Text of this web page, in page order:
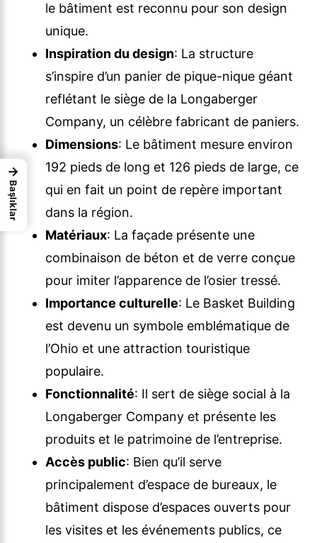
le bâtiment est reconnu pour son design
unique.
Inspiration du design: La structure
s’inspire d’un panier de pique-nique géant
reflétant le siège de la Longaberger
Company, un célèbre fabricant de paniers.
Dimensions: Le bâtiment mesure environ
192 pieds de long et 126 pieds de large, ce
qui en fait un point de repère important
dans la région.
Matériaux: La façade présente une
combinaison de béton et de verre conçue
pour imiter l’apparence de l’osier tressé.
Importance culturelle: Le Basket Building
est devenu un symbole emblématique de
l’Ohio et une attraction touristique
populaire.
Fonctionnalité: Il sert de siège social à la
Longaberger Company et présente les
produits et le patrimoine de l’entreprise.
Accès public: Bien qu’il serve
principalement d’espace de bureaux, le
bâtiment dispose d’espaces ouverts pour
les visites et les événements publics, ce
→
Başlıklar